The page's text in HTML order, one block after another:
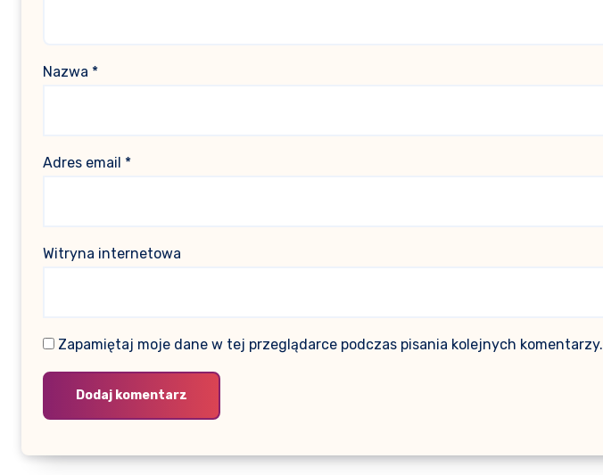
Nazwa *
Adres email *
Witryna internetowa
Zapamiętaj moje dane w tej przeglądarce podczas pisania kolejnych komentarzy.